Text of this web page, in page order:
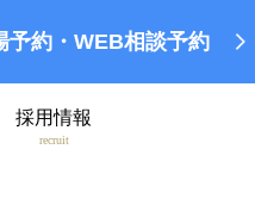
予約・WEB相談予約
採用情報
recruit